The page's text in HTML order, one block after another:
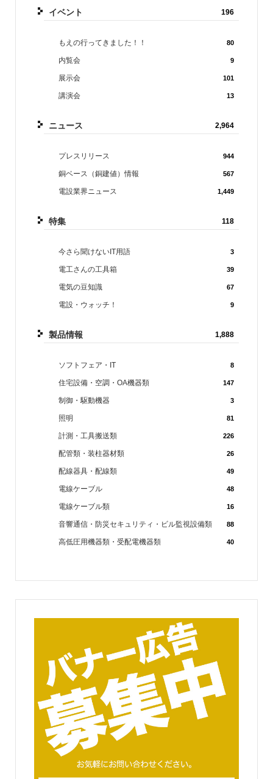
イベント 196
もえの行ってきました！！ 80
内覧会 9
展示会 101
講演会 13
ニュース 2,964
プレスリリース 944
銅ベース（銅建値）情報 567
電設業界ニュース 1,449
特集 118
今さら聞けないIT用語 3
電工さんの工具箱 39
電気の豆知識 67
電設・ウォッチ！ 9
製品情報 1,888
ソフトフェア・IT 8
住宅設備・空調・OA機器類 147
制御・駆動機器 3
照明 81
計測・工具搬送類 226
配管類・装柱器材類 26
配線器具・配線類 49
電線ケーブル 48
電線ケーブル類 16
音響通信・防災セキュリティ・ビル監視設備類 88
高低圧用機器類・受配電機器類 40